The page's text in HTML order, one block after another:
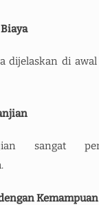
dijelaskan di
sangat
Kemampuan